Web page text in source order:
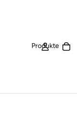
Produkte